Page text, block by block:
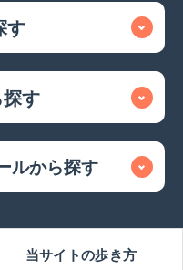
す
す
ルから探す
当サイトの歩き方